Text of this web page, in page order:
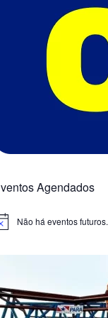
Agendados
Não há eventos futuros.